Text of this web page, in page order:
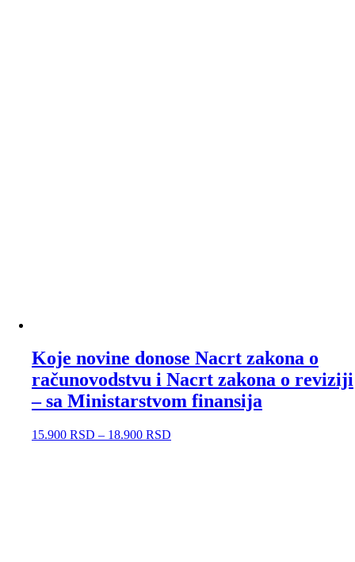
Koje novine donose Nacrt zakona o
računovodstvu i Nacrt zakona o reviziji
– sa Ministarstvom finansija
15.900 RSD – 18.900 RSD